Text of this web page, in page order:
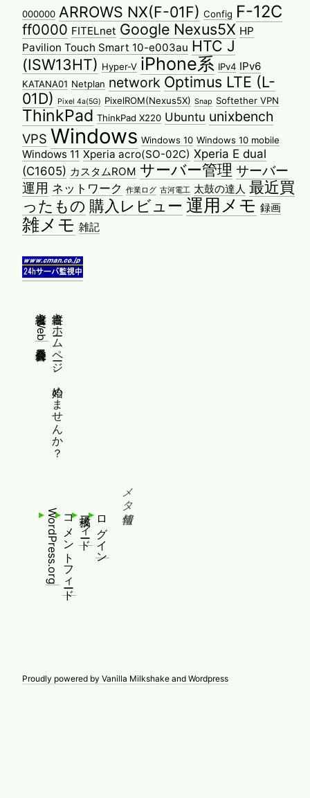
000000 ARROWS NX(F-01F) Config F-12C
ff0000 FITELnet Google Nexus5X HP
Pavilion Touch Smart 10-e003au HTC J
(ISW13HT) Hyper-V iPhone系 IPv4 IPv6
KATANA01 Netplan network Optimus LTE (L-
01D)
Pixel 4a(5G) PixelROM(Nexus5X) Snap Softether VPN
ThinkPad ThinkPad X220 Ubuntu unixbench
VPS Windows Windows 10 Windows 10 mobile
Windows 11 Xperia acro(SO-02C) Xperia E dual
(C1605) カスタムROM サーバー管理 サーバー
運用 ネットワーク 作業ログ 古河電工 太鼓の達人 最近買
ったもの 購入レビュー 運用メモ 録画
雑メモ 雑記
縦書きホームページ、始めませんか？
縦書きWeb普及委員会
メタ情報
ログイン
投稿フィード
コメントフィード
WordPress.org
Proudly powered by Vanilla Milkshake and Wordpress